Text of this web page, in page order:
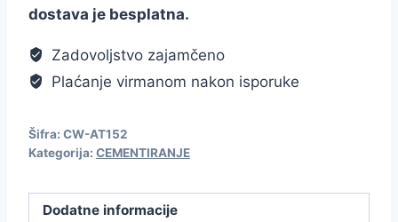
dostava je besplatna.
Zadovoljstvo zajamčeno
Plaćanje virmanom nakon isporuke
Šifra: CW-AT152
Kategorija: CEMENTIRANJE
Dodatne informacije